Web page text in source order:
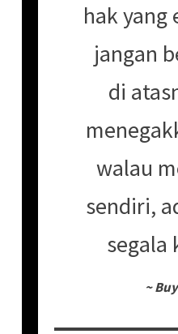
hak yang
jangan
di
walau
sendiri,
segala
~